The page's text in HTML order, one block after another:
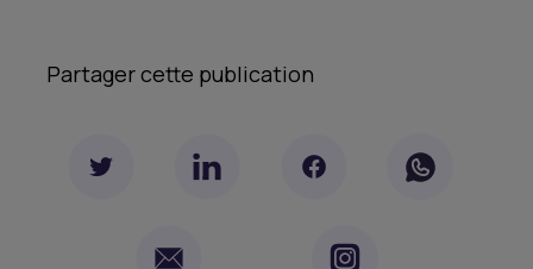
Partager cette publication